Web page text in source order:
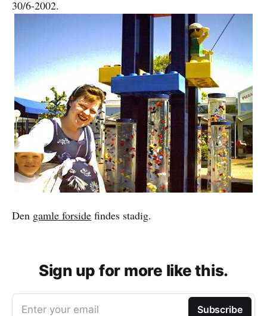
30/6-2002.
Den gamle forside findes stadig.
Sign up for more like this.
Enter your email Subscribe